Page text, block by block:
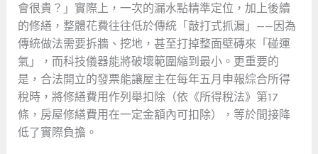
會很貴？」實際上，一次的漏水點精準定位，加上後續
的修繕，整體花費往往低於傳統「敲打式抓漏」——因為
傳統做法需要拆牆、挖地，甚至打掉整面壁磚來「碰運
氣」，而科技儀器能將破壞範圍縮到最小。更重要的
是，合法開立的發票能讓屋主在每年五月申報綜合所得
稅時，將修繕費用作列舉扣除（依《所得稅法》第17
條，房屋修繕費用在一定金額內可扣除），等於間接降
低了實際負擔。